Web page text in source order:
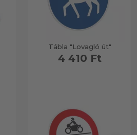
Tábla "Lovagló út"
4 410 Ft